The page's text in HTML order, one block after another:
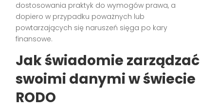
dostosowania praktyk do wymogów prawa, a
dopiero w przypadku poważnych lub
powtarzających się naruszeń sięga po kary
finansowe.
Jak świadomie zarządzać
swoimi danymi w świecie
RODO